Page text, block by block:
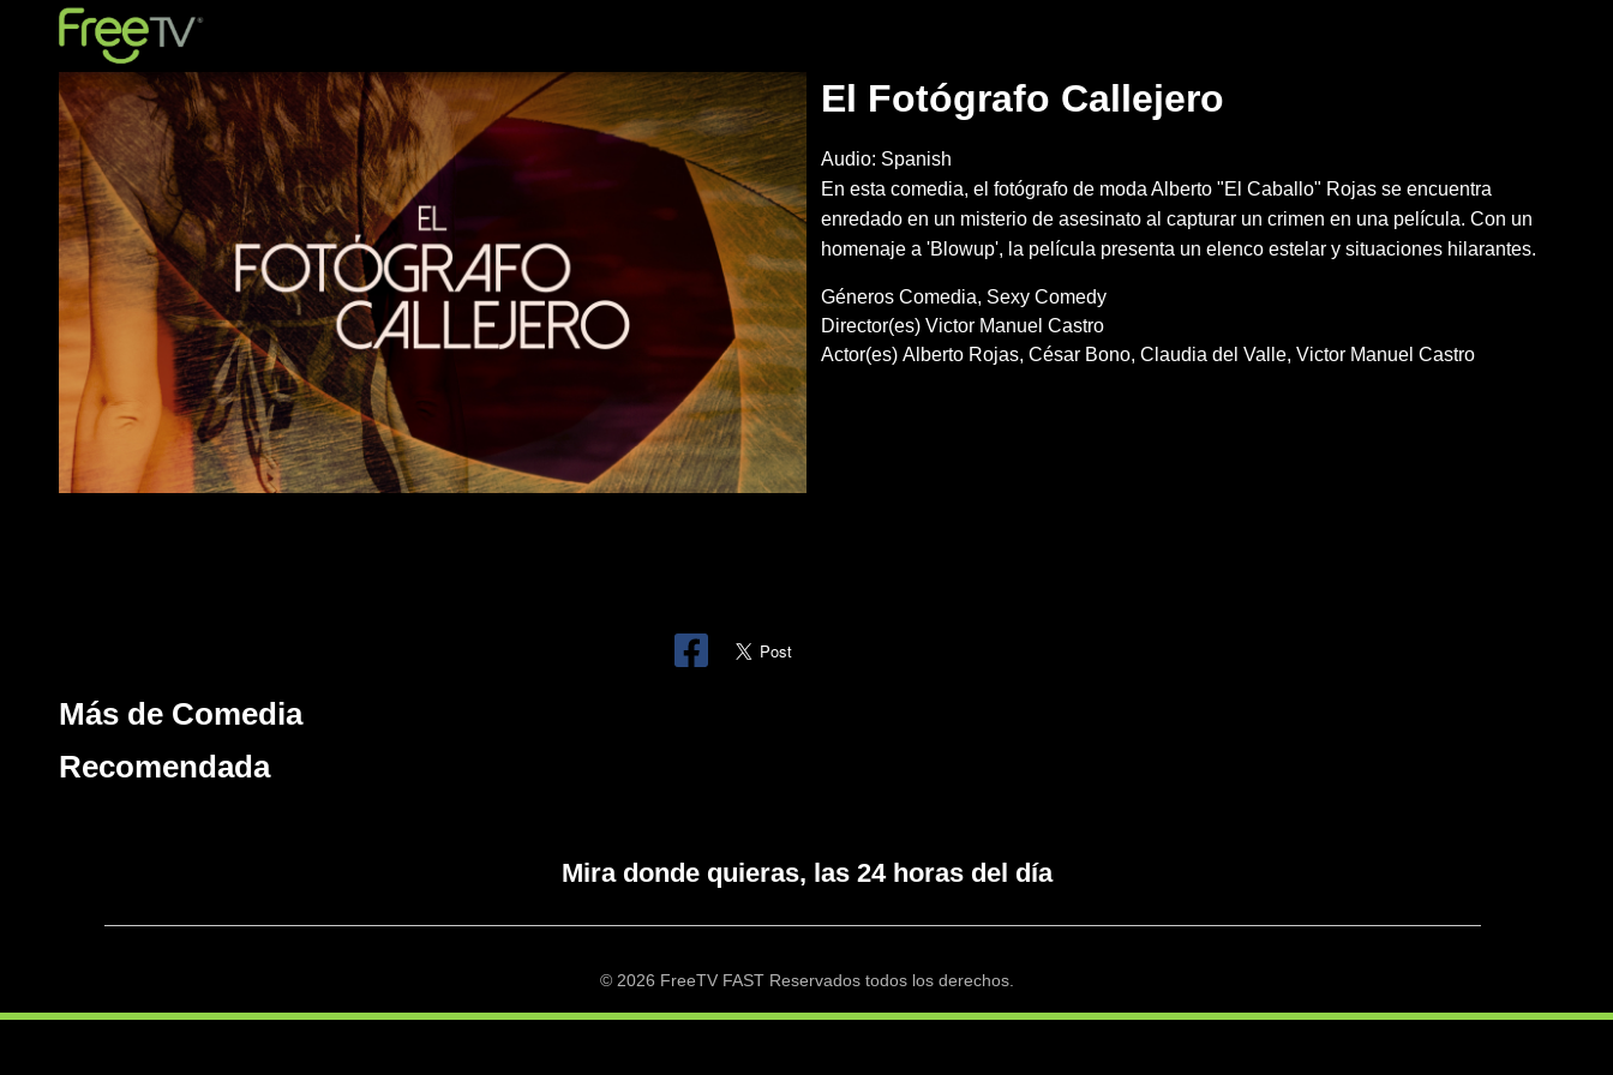
El Fotógrafo Callejero
Audio: Spanish
En esta comedia, el fotógrafo de moda Alberto "El Caballo" Rojas se encuentra
enredado en un misterio de asesinato al capturar un crimen en una película. Con un
homenaje a 'Blowup', la película presenta un elenco estelar y situaciones hilarantes.
Géneros Comedia Sexy Comedy
Director(es) Victor Manuel Castro
Actor(es) Alberto Rojas César Bono Claudia del Valle Victor Manuel Castro
Más de Comedia
Recomendada
Mira donde quieras, las 24 horas del día
© 2026 FreeTV FAST Reservados todos los derechos.